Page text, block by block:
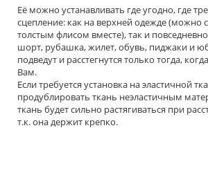
Её можно устанавливать где угодно, где
сцепление: как на верхней одежде (можно
толстым флисом вместе), так и
шорт, рубашка, жилет, обувь, пиджаки и
подведут и расстегнутся только тогда,
Вам.
Если требуется установка на эластичной
продублировать ткань неэластичным
ткань будет сильно растягиваться при
т.к. она держит крепко.